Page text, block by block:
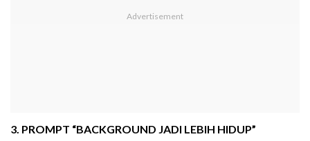
3. PROMPT “BACKGROUND JADI LEBIH HIDUP”